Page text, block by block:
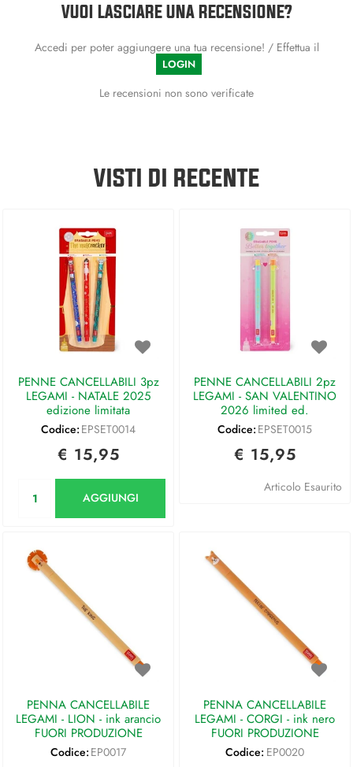
VUOI LASCIARE UNA RECENSIONE?
Accedi per poter aggiungere una tua recensione! / Effettua il
LOGIN
Le recensioni non sono verificate
VISTI DI RECENTE
PENNE CANCELLABILI 3pz
LEGAMI - NATALE 2025
edizione limitata
Codice: EPSET0014
€ 15,95
AGGIUNGI
PENNE CANCELLABILI 2pz
LEGAMI - SAN VALENTINO
2026 limited ed.
Codice: EPSET0015
€ 15,95
Articolo Esaurito
PENNA CANCELLABILE
LEGAMI - LION - ink arancio
FUORI PRODUZIONE
Codice: EP0017
PENNA CANCELLABILE
LEGAMI - CORGI - ink nero
FUORI PRODUZIONE
Codice: EP0020